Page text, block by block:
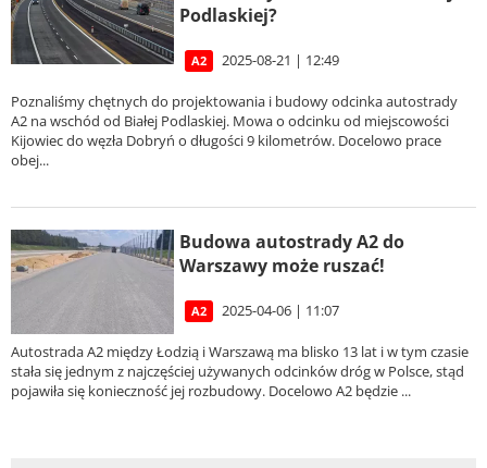
Podlaskiej?
A2 2025-08-21 | 12:49
Poznaliśmy chętnych do projektowania i budowy odcinka autostrady
A2 na wschód od Białej Podlaskiej. Mowa o odcinku od miejscowości
Kijowiec do węzła Dobryń o długości 9 kilometrów. Docelowo prace
obej...
Budowa autostrady A2 do
Warszawy może ruszać!
A2 2025-04-06 | 11:07
Autostrada A2 między Łodzią i Warszawą ma blisko 13 lat i w tym czasie
stała się jednym z najczęściej używanych odcinków dróg w Polsce, stąd
pojawiła się konieczność jej rozbudowy. Docelowo A2 będzie ...